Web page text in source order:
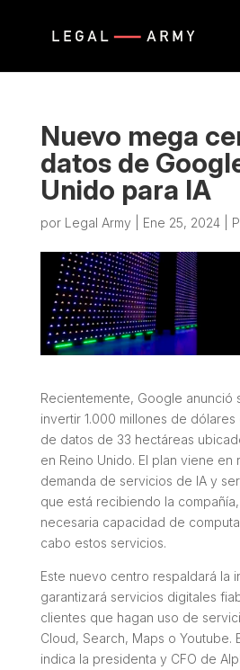
Nuevo mega
datos de
Unido para IA
por Legal Army Ene 25, 2024|
Recientemente, Google anunció
invertir 1.000 millones de
de datos de 33 hectáreas
en Reino Unido. El plan viene en
demanda de servicios de IA y
que está recibiendo la
necesaria capacidad de
cabo estos servicios.
Este nuevo centro respaldará la
garantizará servicios digitales
clientes que hagan uso de
Cloud, Search, Maps o Youtube.
indica la presidenta y CFO de